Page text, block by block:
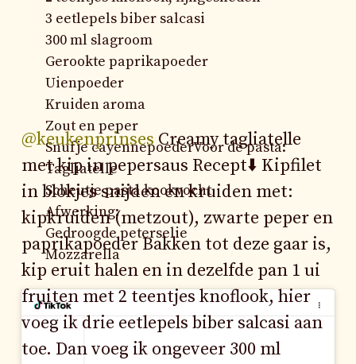
3 eetlepels biber salcasi
300 ml slagroom
Gerookte paprikapoeder
Uienpoeder
Kruiden aroma
Zout en peper
Snufje cayennepoederVoor de pasta:
Tagliatelle
Scheutje pasta kookvocht
Afwerking:
Gedroogde peterselie
Mozzarella
@keukenprinsesCreamy tagliatelle
met kip in pepersaus Recept⬇️ Kipfilet
in blokjes snijden en kruiden met:
kipkruiden (metzout), zwarte peper en
paprikapoeder Bakken tot deze gaar is,
kip eruit halen en in dezelfde pan 1 ui
fruiten met 2 teentjes knoflook, hier
voeg ik drie eetlepels biber salcasi aan
toe. Dan voeg ik ongeveer 300 ml